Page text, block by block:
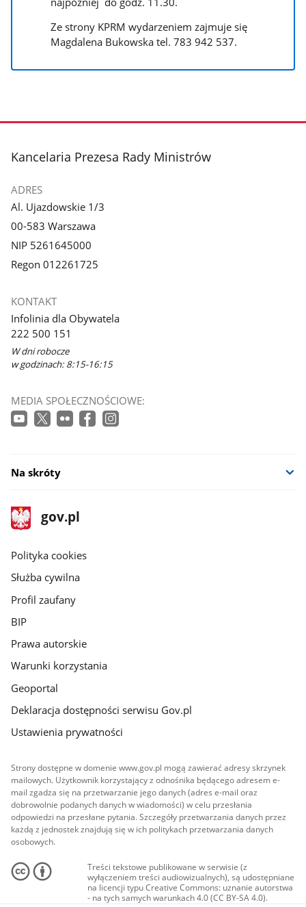
Ze strony KPRM wydarzeniem zajmuje się
Magdalena Bukowska tel. 783 942 537.
stopka
Kancelaria Prezesa Rady Ministrów
ADRES
Al. Ujazdowskie 1/3
00-583 Warszawa
NIP 5261645000
Regon 012261725
KONTAKT
Infolinia dla Obywatela
222 500 151
W dni robocze
w godzinach: 8:15-16:15
MEDIA SPOŁECZNOŚCIOWE:
Na skróty
stopka
gov.pl
Strona
gov.pl
gov.pl
Polityka cookies
Służba cywilna
Profil zaufany
BIP
Prawa autorskie
Warunki korzystania
Geoportal
Deklaracja dostępności serwisu Gov.pl
Ustawienia prywatności
Strony dostępne w domenie www.gov.pl mogą zawierać adresy skrzynek
mailowych. Użytkownik korzystający z odnośnika będącego adresem e-
mail zgadza się na przetwarzanie jego danych (adres e-mail oraz
dobrowolnie podanych danych w wiadomości) w celu przesłania
odpowiedzi na przesłane pytania. Szczegóły przetwarzania danych przez
każdą z jednostek znajdują się w ich politykach przetwarzania danych
osobowych.
Treści tekstowe publikowane w serwisie (z
wyłączeniem treści audiowizualnych), są udostępniane
na licencji typu Creative Commons: uznanie autorstwa
- na tych samych warunkach 4.0 (CC BY-SA 4.0).